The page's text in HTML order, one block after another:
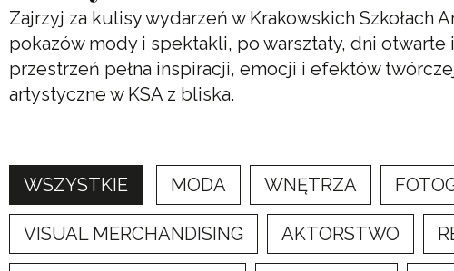
Zajrzyj za kulisy wydarzeń w Krakowskich
pokazów mody i spektakli, po warsztaty, dni
przestrzeń pełna inspiracji, emocji i efektów
artystyczne w KSA z bliska.
WSZYSTKIE MODA WNĘTRZA
VISUAL MERCHANDISING AKTORSTWO